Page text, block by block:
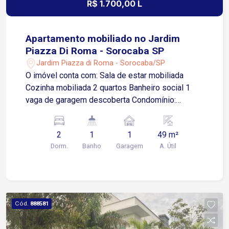
R$ 1.700,00 L
Apartamento mobiliado no Jardim
Piazza Di Roma - Sorocaba SP
Jardim Piazza di Roma - Sorocaba/SP
O imóvel conta com: Sala de estar mobiliada
Cozinha mobiliada 2 quartos Banheiro social 1
vaga de garagem descoberta Condomínio:
Localizado no Jardim Piazza Di Roma, uma
região residencial e bem estruturada de
Sorocaba, com fácil acesso a importantes vias da
2
Dorm.
1
Banho
1
Garagem
49 m²
A. Útil
Cód. 888581